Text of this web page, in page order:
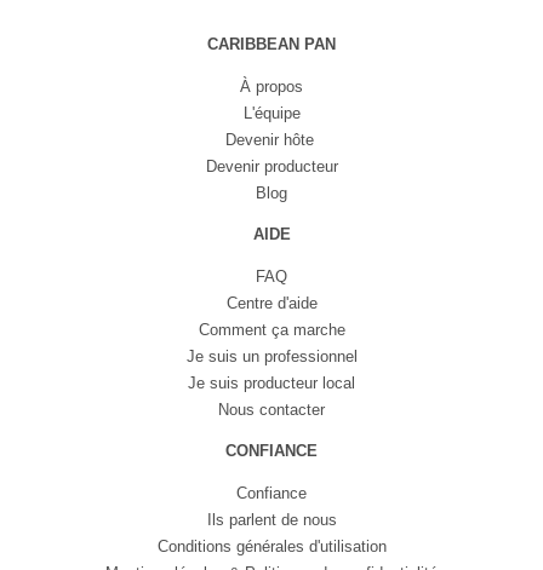
CARIBBEAN PAN
À propos
L'équipe
Devenir hôte
Devenir producteur
Blog
AIDE
FAQ
Centre d'aide
Comment ça marche
Je suis un professionnel
Je suis producteur local
Nous contacter
CONFIANCE
Confiance
Ils parlent de nous
Conditions générales d'utilisation